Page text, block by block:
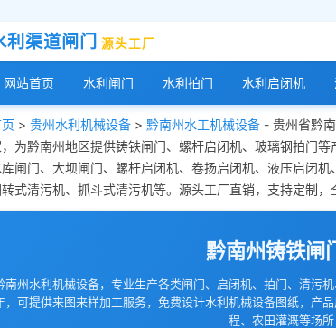
利渠道闸门 源头工厂
网站首页 水利闸门 水利拍门 水利启闭机
> 贵州水利机械设备 > 黔南州水工机械设备 - 贵州省黔
，为黔南州地区提供铸铁闸门、螺杆启闭机、玻璃钢拍门
库闸门、大坝闸门、螺杆启闭机、卷扬启闭机、液压启闭
转式清污机、抓斗式清污机等。源头工厂直销，支持定制
黔南州铸铁闸
南州水利机械设备，专业生产各类闸门、启闭机、拍门、清污
，可提供来图来样加工服务，免费设计水利机械设备图纸，产
程、农田灌溉等场